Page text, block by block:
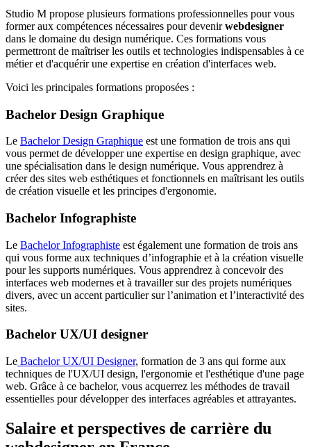
Studio M propose plusieurs formations professionnelles pour vous
former aux compétences nécessaires pour devenirwebdesigner
dans le domaine du design numérique. Ces formations vous
permettront de maîtriser les outils et technologies indispensables à ce
métier et d'acquérir une expertise en création d'interfaces web.
Voici les principales formations proposées :
Bachelor Design Graphique
Le Bachelor Design Graphique est une formation de trois ans qui
vous permet de développer une expertise en design graphique, avec
une spécialisation dans le design numérique. Vous apprendrez à
créer des sites web esthétiques et fonctionnels en maîtrisant les outils
de création visuelle et les principes d'ergonomie.
Bachelor Infographiste
Le Bachelor Infographiste est également une formation de trois ans
qui vous forme aux techniques d’infographie et à la création visuelle
pour les supports numériques. Vous apprendrez à concevoir des
interfaces web modernes et à travailler sur des projets numériques
divers, avec un accent particulier sur l’animation et l’interactivité des
sites.
Bachelor UX/UI designer
Le Bachelor UX/UI Designer, formation de 3 ans qui forme aux
techniques de l'UX/UI design, l'ergonomie et l'esthétique d'une page
web. Grâce à ce bachelor, vous acquerrez les méthodes de travail
essentielles pour développer des interfaces agréables et attrayantes.
Salaire et perspectives de carrière du